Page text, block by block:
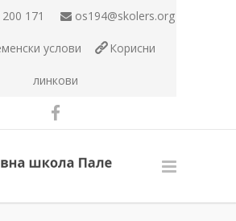
200 171 os194@skolers.org
услови Корисни
линкови